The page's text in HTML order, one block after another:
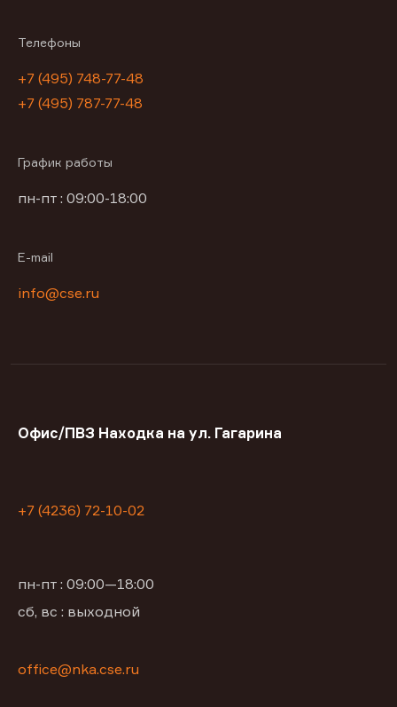
Телефоны
+7 (495) 748-77-48
+7 (495) 787-77-48
График работы
пн-пт : 09:00-18:00
E-mail
info@cse.ru
Офис/ПВЗ Находка на ул. Гагарина
+7 (4236) 72-10-02
пн-пт : 09:00—18:00
сб, вс : выходной
office@nka.cse.ru